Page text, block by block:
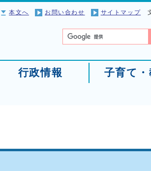
本文へ お問い合わせ サイトマップ
行政情報 子育て・